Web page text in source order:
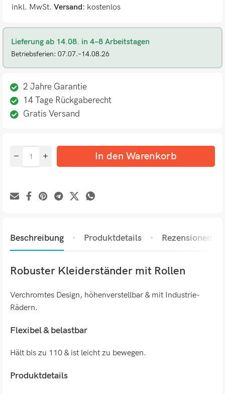
inkl. MwSt. Versand: kostenlos
Lieferung ab 14.08. in 4–8 Arbeitstagen
Betriebsferien: 07.07.–14.08.26
2 Jahre Garantie
14 Tage Rückgaberecht
Gratis Versand
In den Warenkorb
Beschreibung Produktdetails Rezensionen (0)
Robuster Kleiderständer mit Rollen
Verchromtes Design, höhenverstellbar & mit Industrie-
Rädern.
Flexibel & belastbar
Hält bis zu 110 & ist leicht zu bewegen.
Produktdetails